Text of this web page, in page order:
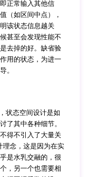
正常输入其他信
（如区间中点），
该状态信息越关
甚至会发现性能不
去掉的好。缺省验
用的状态，为进一
。
状态空间设计是如
了其中各种细节。
得不引入了大量关
念，这是因为在实
是水乳交融的，很
，另一个也需要相